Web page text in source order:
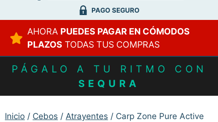
PAGO SEGURO
AHORA PUEDES PAGAR EN CÓMODOS
PLAZOS TODAS TUS COMPRAS
PÁGALO A TU RITMO CON
SEQURA
Inicio / Cebos / Atrayentes / Carp Zone Pure Active